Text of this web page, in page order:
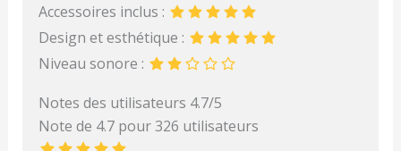
Accessoires inclus :
Design et esthétique :
Niveau sonore :
Notes des utilisateurs 4.7/5
Note de 4.7 pour 326 utilisateurs